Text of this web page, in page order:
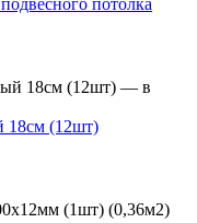
18см (12шт)